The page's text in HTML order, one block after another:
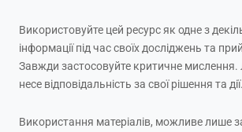
Використовуйте цей ресурс як одне з
інформації під час своїх досліджень та
Завжди застосовуйте критичне
несе відповідальність за свої рішення та дії.
Використання матеріалів, можливе лише